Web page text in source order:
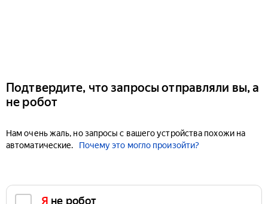
Подтвердите, что запросы отправляли вы, а
не робот
Нам очень жаль, но запросы с вашего устройства похожи на
автоматические.
Почему это могло произойти?
Я не робот